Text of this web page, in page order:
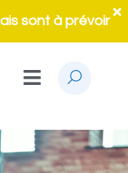
sont à prévoir